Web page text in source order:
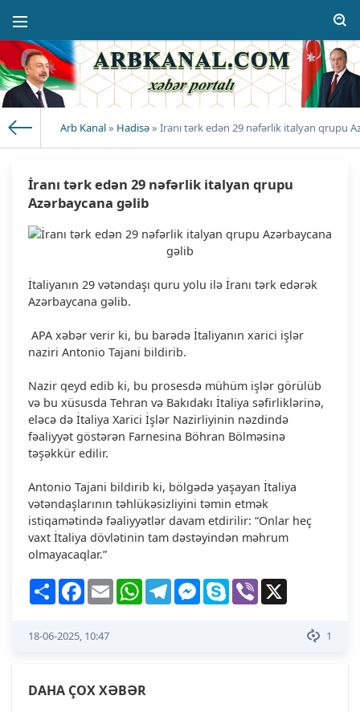
Arb Kanal» Hadisə» İranı tərk edən 29 nəfərlik italyan qrupu
İranı tərk edən 29 nəfərlik italyan qrupu
Azərbaycana gəlib
İtaliyanın 29 vətəndaşı quru yolu ilə İranı tərk edərək
Azərbaycana gəlib.
APA xəbər verir ki, bu barədə İtaliyanın xarici işlər
naziri Antonio Tajani bildirib.
Nazir qeyd edib ki, bu prosesdə mühüm işlər görülüb
və bu xüsusda Tehran və Bakıdakı İtaliya səfirliklərinə,
eləcə də İtaliya Xarici İşlər Nazirliyinin nəzdində
fəaliyyət göstərən Farnesina Böhran Bölməsinə
təşəkkür edilir.
Antonio Tajani bildirib ki, bölgədə yaşayan İtaliya
vətəndaşlarının təhlükəsizliyini təmin etmək
istiqamətində fəaliyyətlər davam etdirilir: “Onlar heç
vaxt İtaliya dövlətinin tam dəstəyindən məhrum
olmayacaqlar.”
Share Facebook
Email WhatsAppTelegramMessenger
Skype Viber
1
18-06-2025, 10:47
DAHA ÇOX XƏBƏR